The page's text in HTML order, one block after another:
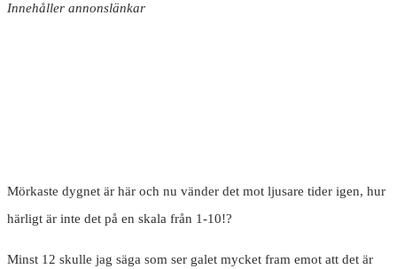
Innehåller annonslänkar
Mörkaste dygnet är här och nu vänder det mot ljusare tider igen, hur
härligt är inte det på en skala från 1-10!?
Minst 12 skulle jag säga som ser galet mycket fram emot att det är